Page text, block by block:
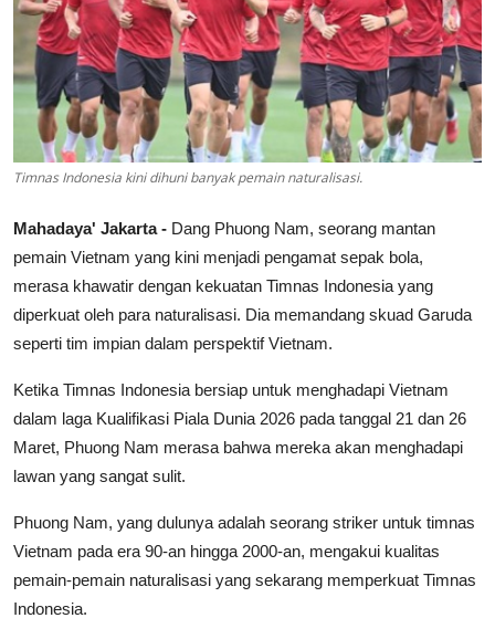
Timnas Indonesia kini dihuni banyak pemain naturalisasi.
Mahadaya' Jakarta - Dang Phuong Nam, seorang mantan
pemain Vietnam yang kini menjadi pengamat sepak bola,
merasa khawatir dengan kekuatan Timnas Indonesia yang
diperkuat oleh para naturalisasi. Dia memandang skuad Garuda
seperti tim impian dalam perspektif Vietnam.
Ketika Timnas Indonesia bersiap untuk menghadapi Vietnam
dalam laga Kualifikasi Piala Dunia 2026 pada tanggal 21 dan 26
Maret, Phuong Nam merasa bahwa mereka akan menghadapi
lawan yang sangat sulit.
Phuong Nam, yang dulunya adalah seorang striker untuk timnas
Vietnam pada era 90-an hingga 2000-an, mengakui kualitas
pemain-pemain naturalisasi yang sekarang memperkuat Timnas
Indonesia.